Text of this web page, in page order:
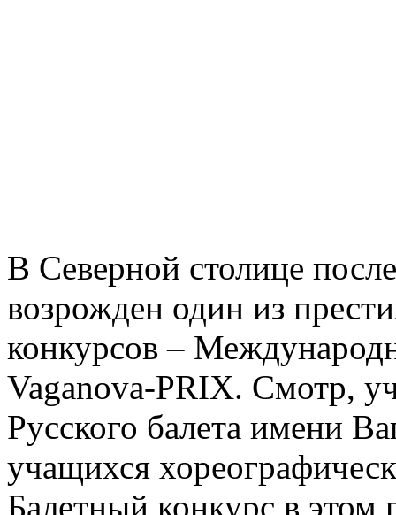
В Северной столице
возрожден один из
конкурсов –
Vaganova-PRIX. Смотр,
Русского балета имени
учащихся
Балетный конкурс в этом